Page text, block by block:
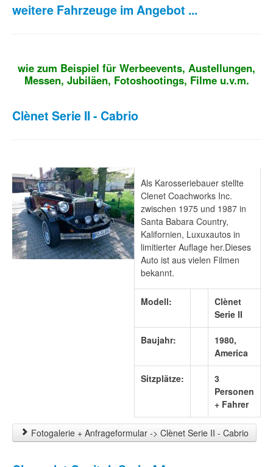
weitere Fahrzeuge im Angebot ...
wie zum Beispiel für Werbeevents, Austellungen,
Messen, Jubiläen, Fotoshootings, Filme u.v.m.
Clènet Serie II - Cabrio
Als Karosseriebauer stellte
Clenet Coachworks Inc.
zwischen 1975 und 1987 in
Santa Babara Country,
Kalifornien, Luxuxautos in
limitierter Auflage her.Dieses
Auto ist aus vielen Filmen
bekannt.
Modell:
Clènet
Serie II
Baujahr:
1980,
America
Sitzplätze:
3
Personen
+ Fahrer
Fotogalerie + Anfrageformular -> Clènet Serie II - Cabrio